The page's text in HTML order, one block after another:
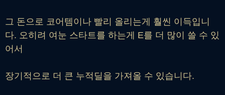
그 돈으로 코어템이나 빨리 올리는게 훨씬 이득입니
다. 오히려 여눈 스타트를 하는게 E를 더 많이 쓸 수 있
어서
장기적으로 더 큰 누적딜을 가져올 수 있습니다.